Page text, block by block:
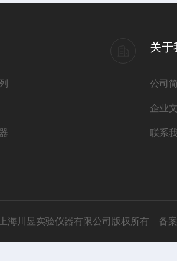
关于
公司
企业
联系
海川昱实验仪器有限公司版权所有 备